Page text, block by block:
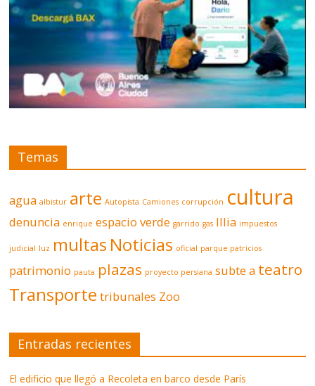
Temas
agua albistur arte Autopista Camiones corrupción cultura
denuncia enrique espacio verde garrido gas Illia impuestos
judicial luz multas Noticias oficial parque patricios
patrimonio pauta plazas proyecto persiana subte a teatro
Transporte tribunales Zoo
Entradas recientes
El edificio que llegó a Recoleta en barco desde París